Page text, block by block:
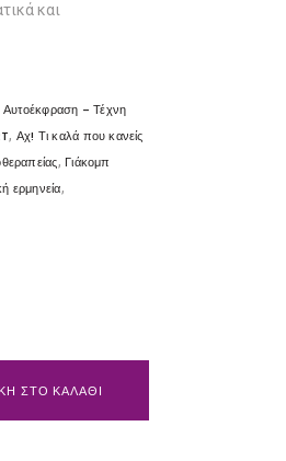
και
Αυτοέκφραση - Τέχνη
, Αχ! Τι καλά που κανείς
, Γιάκομπ
ερμηνεία,
ΣΤΟ ΚΑΛΑΘΙ